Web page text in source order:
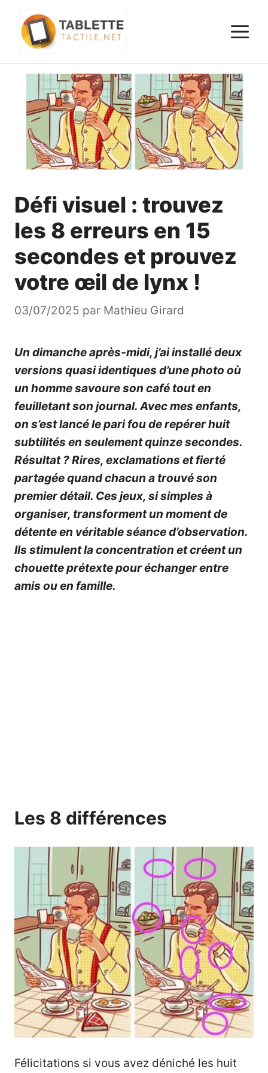
contenu
Défi visuel : trouvez
les 8 erreurs en 15
secondes et prouvez
votre œil de lynx !
03/07/2025 par Mathieu Girard
Un dimanche après-midi, j’ai installé deux
versions quasi identiques d’une photo où
un homme savoure son café tout en
feuilletant son journal. Avec mes enfants,
on s’est lancé le pari fou de repérerhuit
subtilités en seulement quinze secondes.
Résultat ? Rires, exclamations et fierté
partagée quand chacun a trouvé son
premier détail. Ces jeux, si simples à
organiser, transforment un moment de
détente en véritable séance d’observation.
Ils stimulent laconcentration et créent un
chouette prétexte pour échanger entre
amis ou en famille.
Les 8 différences
Félicitations si vous avez déniché les huit